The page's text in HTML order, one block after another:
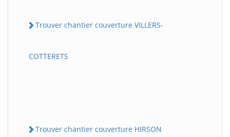
Trouver chantier couverture VILLERS-
COTTERETS
Trouver chantier couverture HIRSON